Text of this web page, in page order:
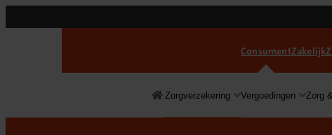
ConsumentZakelijk
Consument
Zorgverzekering Vergoedingen Zorg